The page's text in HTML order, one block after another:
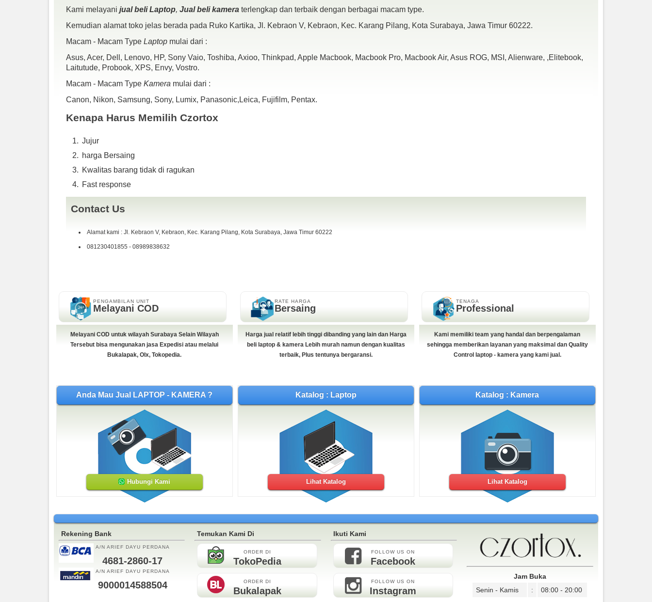
Kami melayani jual beli Laptop, Jual beli kamera terlengkap dan terbaik dengan berbagai macam type.
Kemudian alamat toko jelas berada pada Ruko Kartika, Jl. Kebraon V, Kebraon, Kec. Karang Pilang, Kota Surabaya, Jawa Timur 60222.
Macam - Macam Type Laptopmulai dari :
Asus, Acer, Dell, Lenovo, HP, Sony Vaio, Toshiba, Axioo, Thinkpad, Apple Macbook, Macbook Pro, Macbook Air, Asus ROG, MSI, Alienware, ,Elitebook,
Laitutude, Probook, XPS, Envy, Vostro.
Macam - Macam Type Kamera mulai dari :
Canon, Nikon, Samsung, Sony, Lumix, Panasonic,Leica, Fujifilm, Pentax.
Kenapa Harus Memilih Czortox
Jujur
harga Bersaing
Kwalitas barang tidak di ragukan
Fast response
Contact Us
Alamat kami : Jl. Kebraon V, Kebraon, Kec. Karang Pilang, Kota Surabaya, Jawa Timur 60222
081230401855 - 08989838632
PENGAMBILAN UNIT
Melayani COD
Melayani COD untuk wilayah Surabaya Selain Wilayah
Tersebut bisa mengunakan jasa Expedisi atau melalui
Bukalapak, Olx, Tokopedia.
RATE HARGA
Bersaing
Harga jual relatif lebih tinggi dibanding yang lain dan Harga
beli laptop & kamera Lebih murah namun dengan kualitas
terbaik, Plus tentunya bergaransi.
TENAGA
Professional
Kami memiliki team yang handal dan berpengalaman
sehingga memberikan layanan yang maksimal dan Quality
Control laptop - kamera yang kami jual.
Anda Mau Jual LAPTOP - KAMERA ?
Hubungi Kami
Katalog : Laptop
Lihat Katalog
Katalog : Kamera
Lihat Katalog
Rekening Bank
A/N ARIEF DAYU PERDANA
4681-2860-17
A/N ARIEF DAYU PERDANA
9000014588504
Temukan Kami Di
ORDER DI
TokoPedia
ORDER DI
Bukalapak
Ikuti Kami
FOLLOW US ON
Facebook
FOLLOW US ON
Instagram
Jam Buka
Senin - Kamis
:
08:00 - 20:00